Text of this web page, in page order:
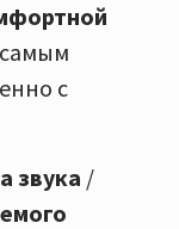
с
звука /